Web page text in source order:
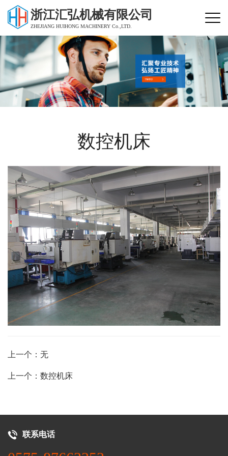
浙江汇弘机械有限公司
ZHEJIANG HUIHONG MACHINERY Co.,LTD.
数控机床
上一个：无
上一个：数控机床
联系电话